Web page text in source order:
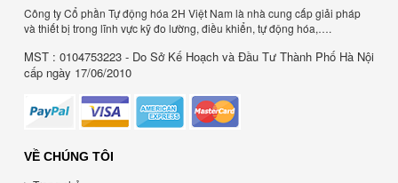
Công ty Cổ phần Tự động hóa 2H Việt Nam là nhà cung cấp giải pháp
và thiết bị trong lĩnh vực kỹ đo lường, điều khiển, tự động hóa,….
MST : 0104753223 - Do Sở Kế Hoạch và Đầu Tư Thành Phố Hà Nội
cấp ngày 17/06/2010
VỀ CHÚNG TÔI